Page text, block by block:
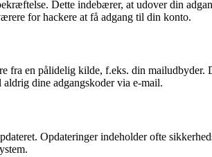
Dette indebærer, at udover din
for hackere at få adgang til din konto.
en pålidelig kilde, f.eks. din mailudbyder.
dine adgangskoder via e-mail.
Opdateringer indeholder ofte